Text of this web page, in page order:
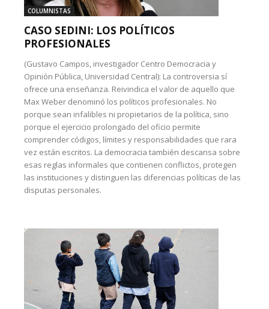
COLUMNISTAS
CASO SEDINI: LOS POLÍTICOS
PROFESIONALES
(Gustavo Campos, investigador Centro Democracia y
Opinión Pública, Universidad Central): La controversia sí
ofrece una enseñanza. Reivindica el valor de aquello que
Max Weber denominó los políticos profesionales. No
porque sean infalibles ni propietarios de la política, sino
porque el ejercicio prolongado del oficio permite
comprender códigos, límites y responsabilidades que rara
vez están escritos. La democracia también descansa sobre
esas reglas informales que contienen conflictos, protegen
las instituciones y distinguen las diferencias políticas de las
disputas personales.